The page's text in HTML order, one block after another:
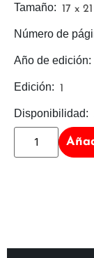
Disponibilidad:
Edición: 1
Año de edición:
Número de
Tamaño: 17 x 21